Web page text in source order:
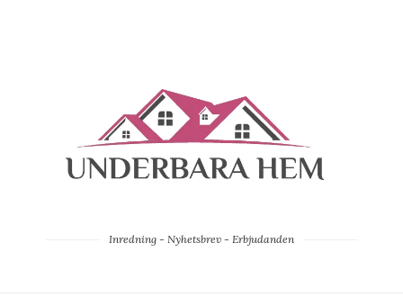
Inredning - Nyhetsbrev - Erbjudanden